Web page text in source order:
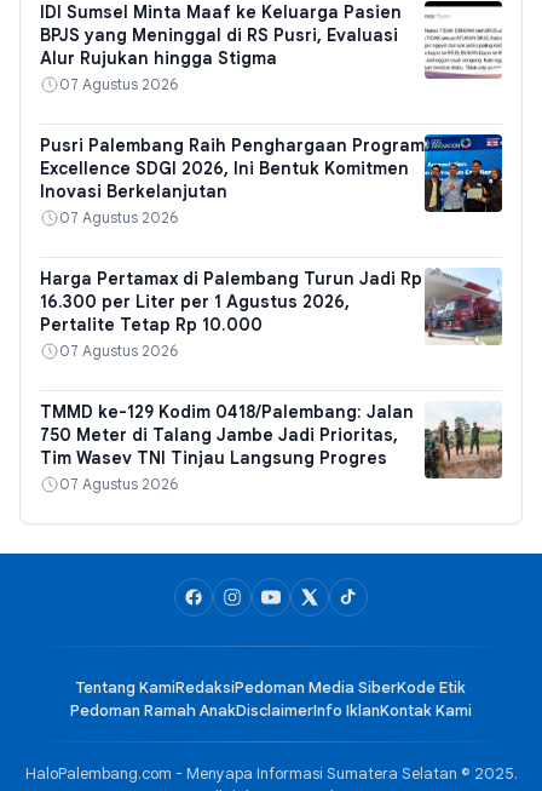
IDI Sumsel Minta Maaf ke Keluarga Pasien
BPJS yang Meninggal di RS Pusri, Evaluasi
Alur Rujukan hingga Stigma
07 Agustus 2026
Pusri Palembang Raih Penghargaan Program
Excellence SDGI 2026, Ini Bentuk Komitmen
Inovasi Berkelanjutan
07 Agustus 2026
Harga Pertamax di Palembang Turun Jadi Rp
16.300 per Liter per 1 Agustus 2026,
Pertalite Tetap Rp 10.000
07 Agustus 2026
TMMD ke-129 Kodim 0418/Palembang: Jalan
750 Meter di Talang Jambe Jadi Prioritas,
Tim Wasev TNI Tinjau Langsung Progres
07 Agustus 2026
Tentang KamiRedaksiPedoman Media SiberKode Etik
Pedoman Ramah AnakDisclaimerInfo IklanKontak Kami
HaloPalembang.com - Menyapa Informasi Sumatera Selatan © 2025.